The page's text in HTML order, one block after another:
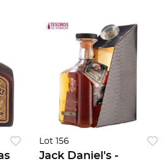
Lot 156
Jack Daniel's -